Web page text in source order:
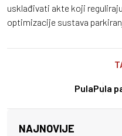
usklađivati akte koji
optimizacije sustava
PulaPula
NAJNOVIJE